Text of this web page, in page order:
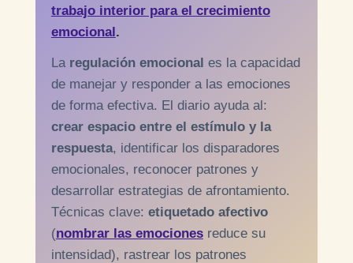
trabajo interior para el crecimiento
emocional.
La regulación emocional es la capacidad
de manejar y responder a las emociones
de forma efectiva. El diario ayuda al:
crear espacio entre el estímulo y la
respuesta, identificar los disparadores
emocionales, reconocer patrones y
desarrollar estrategias de afrontamiento.
Técnicas clave: etiquetado afectivo
(nombrar las emocionesreduce su
intensidad), rastrear los patrones